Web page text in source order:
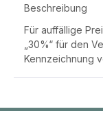
Beschreibung
Für auffällige
„30%“ für den
Kennzeichnung